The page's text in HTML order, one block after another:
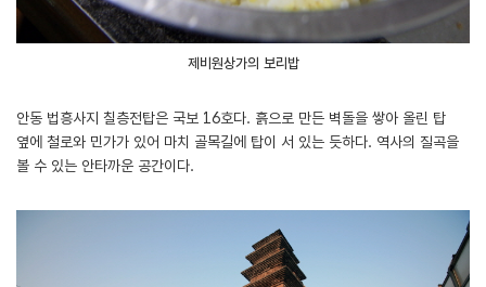
제비원상가의 보리밥
안동 법흥사지 칠층전탑은 국보 16호다. 흙으로 만든 벽돌을 쌓아 올린 탑
옆에 철로와 민가가 있어 마치 골목길에 탑이 서 있는 듯하다. 역사의 질곡을
볼 수 있는 안타까운 공간이다.